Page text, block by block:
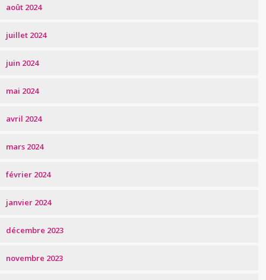
août 2024
juillet 2024
juin 2024
mai 2024
avril 2024
mars 2024
février 2024
janvier 2024
décembre 2023
novembre 2023